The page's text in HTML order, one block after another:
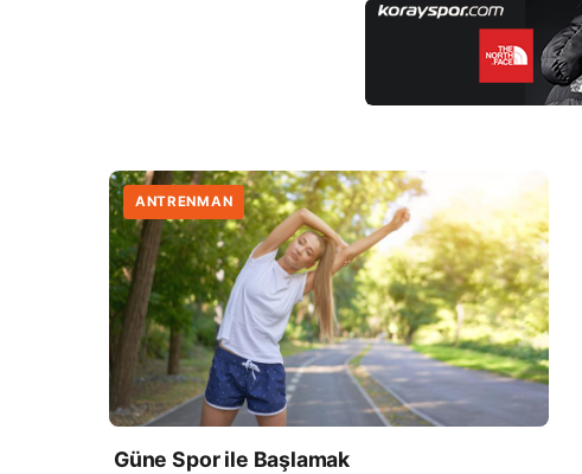
ANTRENMAN
Güne Spor ile Başlamak